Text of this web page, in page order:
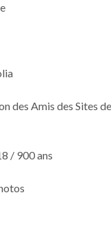
des Amis des Sites
/ 900 ans